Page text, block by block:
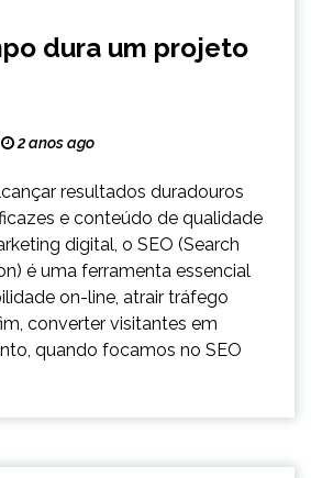
dura um projeto
2 anos ago
resultados duradouros
e conteúdo de qualidade
digital, o SEO (Search
é uma ferramenta essencial
on-line, atrair tráfego
converter visitantes em
quando focamos no SEO